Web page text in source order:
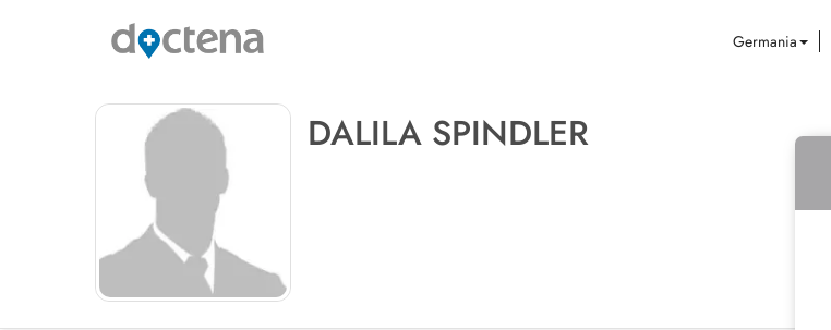
Germania
DALILA SPINDLER